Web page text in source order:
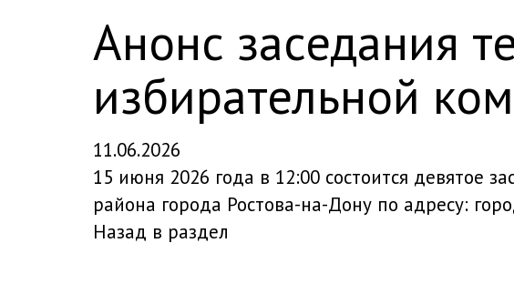
Анонс заседания
избирательной
11.06.2026
15 июня 2026 года в 12:00 состоится девятое
района города Ростова-на-Дону по адресу:
Назад в раздел